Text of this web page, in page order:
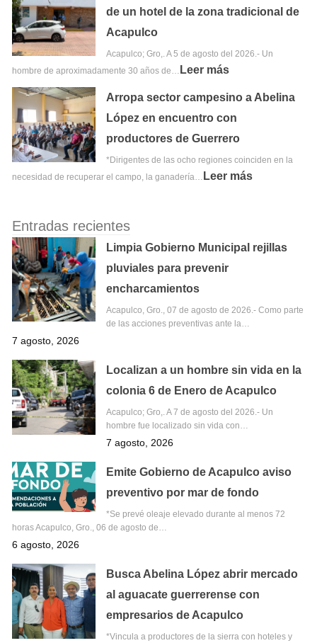
de un hotel de la zona tradicional de
Acapulco
Acapulco; Gro,. A 5 de agosto del 2026.- Un
hombre de aproximadamente 30 años de… Leer más
Arropa sector campesino a Abelina
López en encuentro con
productores de Guerrero
*Dirigentes de las ocho regiones coinciden en la
necesidad de recuperar el campo, la ganadería… Leer más
Entradas recientes
Limpia Gobierno Municipal rejillas
pluviales para prevenir
encharcamientos
Acapulco, Gro., 07 de agosto de 2026.- Como parte
de las acciones preventivas ante la…
7 agosto, 2026
Localizan a un hombre sin vida en la
colonia 6 de Enero de Acapulco
Acapulco; Gro,. A 7 de agosto del 2026.- Un
hombre fue localizado sin vida con…
7 agosto, 2026
Emite Gobierno de Acapulco aviso
preventivo por mar de fondo
*Se prevé oleaje elevado durante al menos 72
horas Acapulco, Gro., 06 de agosto de…
6 agosto, 2026
Busca Abelina López abrir mercado
al aguacate guerrerense con
empresarios de Acapulco
*Vincula a productores de la sierra con hoteles y